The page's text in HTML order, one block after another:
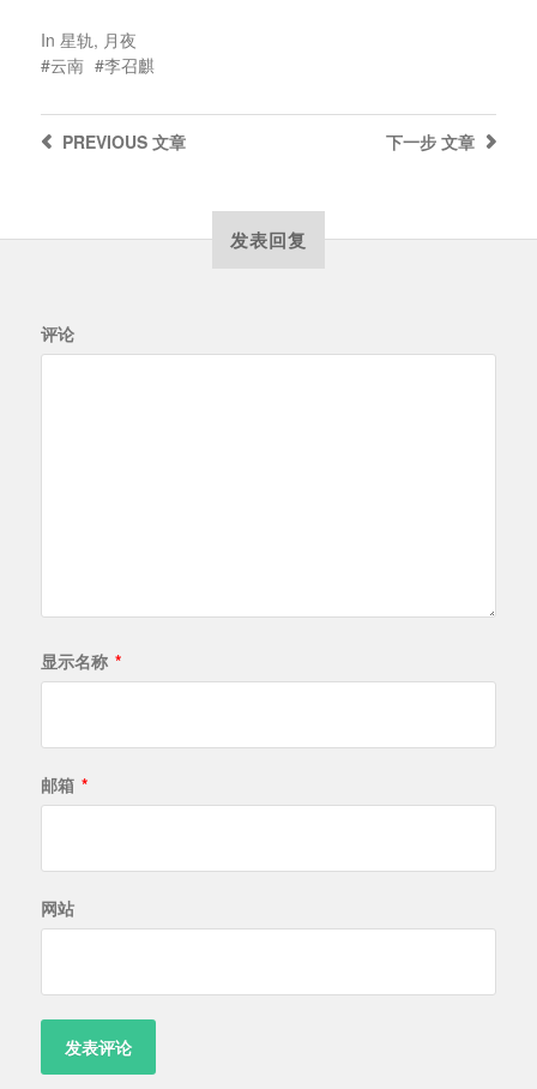
In 星轨, 月夜
云南
李召麒
下一步 文章
PREVIOUS文章
发表回复
评论
显示名称 *
邮箱 *
网站